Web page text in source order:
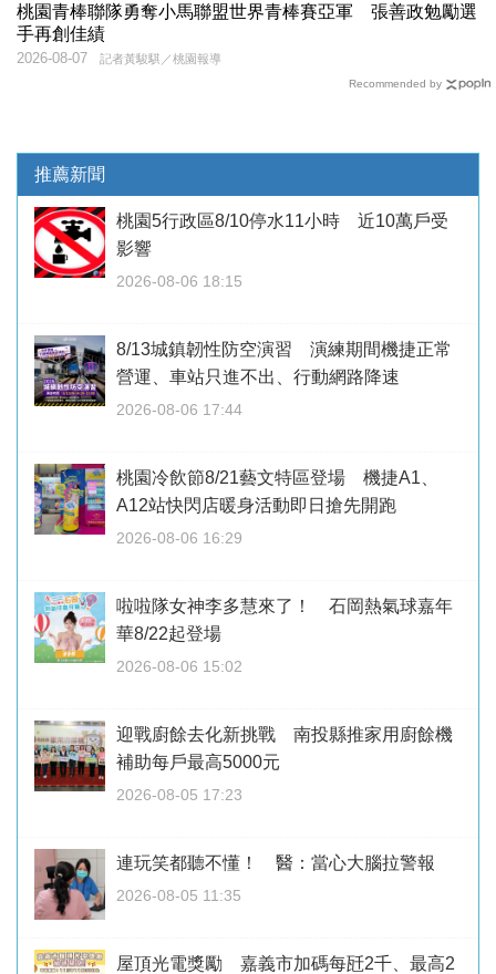
桃園青棒聯隊勇奪小馬聯盟世界青棒賽亞軍 張善政勉勵選
手再創佳績
記者黃駿騏／桃園報導
2026-08-07
Recommended by
推薦新聞
桃園5行政區8/10停水11小時 近10萬戶受
影響
2026-08-06 18:15
8/13城鎮韌性防空演習 演練期間機捷正常
營運、車站只進不出、行動網路降速
2026-08-06 17:44
桃園冷飲節8/21藝文特區登場 機捷A1、
A12站快閃店暖身活動即日搶先開跑
2026-08-06 16:29
啦啦隊女神李多慧來了！ 石岡熱氣球嘉年
華8/22起登場
2026-08-06 15:02
迎戰廚餘去化新挑戰 南投縣推家用廚餘機
補助每戶最高5000元
2026-08-05 17:23
連玩笑都聽不懂！ 醫：當心大腦拉警報
2026-08-05 11:35
屋頂光電獎勵 嘉義市加碼每瓩2千、最高2